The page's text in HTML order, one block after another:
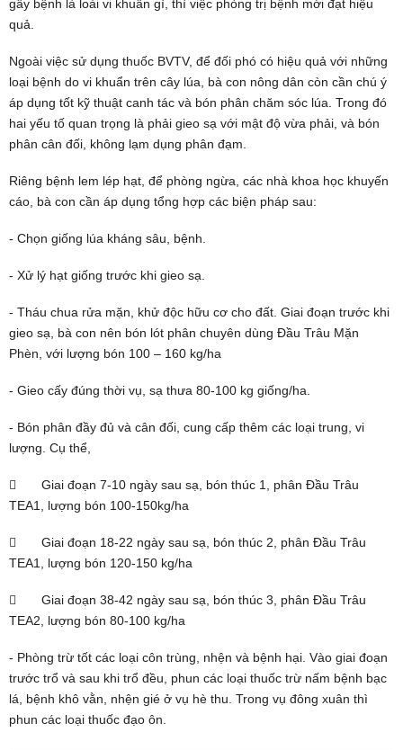
gây bệnh là loài vi khuẩn gì, thì việc phòng trị bệnh mới đạt hiệu
quả.
Ngoài việc sử dụng thuốc BVTV, để đối phó có hiệu quả với những
loại bệnh do vi khuẩn trên cây lúa, bà con nông dân còn cần chú ý
áp dụng tốt kỹ thuật canh tác và bón phân chăm sóc lúa. Trong đó
hai yếu tố quan trọng là phải gieo sạ với mật độ vừa phải, và bón
phân cân đối, không lạm dụng phân đạm.
Riêng bệnh lem lép hạt, để phòng ngừa, các nhà khoa học khuyến
cáo, bà con cần áp dụng tổng hợp các biện pháp sau:
- Chọn giống lúa kháng sâu, bệnh.
- Xử lý hạt giống trước khi gieo sạ.
- Tháu chua rửa mặn, khử độc hữu cơ cho đất. Giai đoạn trước khi
gieo sạ, bà con nên bón lót phân chuyên dùng Đầu Trâu Mặn
Phèn, với lượng bón 100 – 160 kg/ha
- Gieo cấy đúng thời vụ, sạ thưa 80-100 kg giống/ha.
- Bón phân đầy đủ và cân đối, cung cấp thêm các loại trung, vi
lượng. Cụ thể,
 Giai đoạn 7-10 ngày sau sạ, bón thúc 1, phân Đầu Trâu
TEA1, lượng bón 100-150kg/ha
 Giai đoạn 18-22 ngày sau sạ, bón thúc 2, phân Đầu Trâu
TEA1, lượng bón 120-150 kg/ha
 Giai đoạn 38-42 ngày sau sạ, bón thúc 3, phân Đầu Trâu
TEA2, lượng bón 80-100 kg/ha
- Phòng trừ tốt các loại côn trùng, nhện và bệnh hại. Vào giai đoạn
trước trổ và sau khi trổ đều, phun các loại thuốc trừ nấm bệnh bạc
lá, bệnh khô vằn, nhện gié ở vụ hè thu. Trong vụ đông xuân thì
phun các loại thuốc đạo ôn.